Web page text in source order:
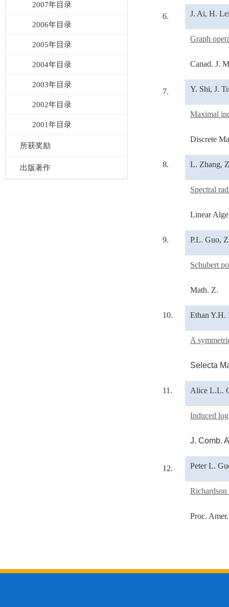
2007年目录
2006年目录
2005年目录
2004年目录
2003年目录
2002年目录
2001年目录
所获奖励
出版著作
6. J. Ai, H.
Graph
Canad. J.
7. Y. Shi, J.
Maximal
Discrete
8. L. Zhang,
Spectral
Linear
9. P.L. Guo,
Schubert
Math. Z.
10. Ethan
A
Selecta
11. Alice L.L.
Induced
J. Comb.
12. Peter L.
Richardson
Proc.